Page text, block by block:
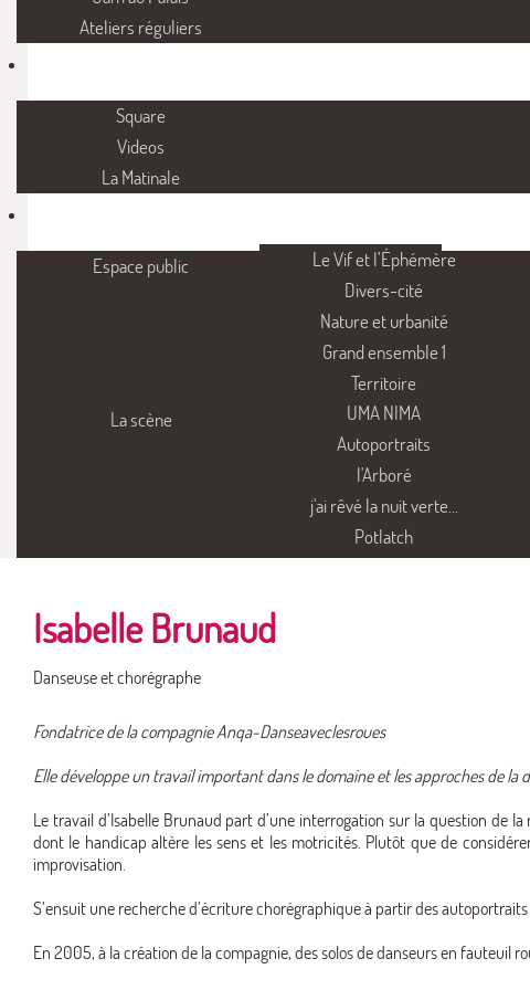
Ateliers réguliers
Square
Videos
La Matinale
Espace public
Le Vif et l’Éphémère
Divers-cité
Nature et urbanité
Grand ensemble 1
Territoire
La scène
UMA NIMA
Autoportraits
l'Arboré
j'ai rêvé la nuit verte...
Potlatch
Isabelle Brunaud
Danseuse et chorégraphe
Fondatrice de la compagnie Anqa-Danseaveclesroues
Elle développe un travail important dans le domaine et les approches de
Le travail d’Isabelle Brunaud part d’une interrogation sur la question de
dont le handicap altère les sens et les motricités. Plutôt que de
improvisation.
S’ensuit une recherche d’écriture chorégraphique à partir des
En 2005, à la création de la compagnie, des solos de danseurs en fauteuil